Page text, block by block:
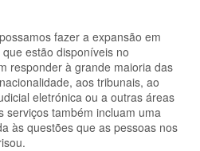
fazer a expansão em
estão disponíveis no
responder à grande maioria das
aos tribunais, ao
eletrónica ou a outras áreas
serviços também incluam uma
às questões que as pessoas nos